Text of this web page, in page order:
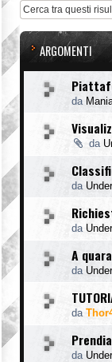
ARGOMENTI
da
da
da
da
A
da
da
da